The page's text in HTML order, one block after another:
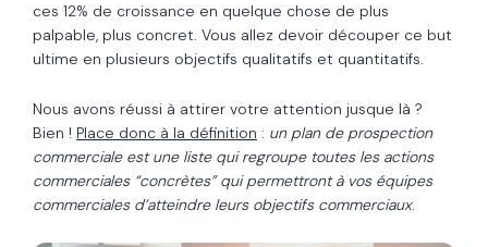
ces 12% de croissance en quelque chose de plus
palpable, plus concret. Vous allez devoir découper ce but
ultime en plusieurs objectifs qualitatifs et quantitatifs.
Nous avons réussi à attirer votre attention jusque là ?
Bien ! Place donc à la définition : un plan de prospection
commerciale est une liste qui regroupe toutes les actions
commerciales “concrètes” qui permettront à vos équipes
commerciales d’atteindre leurs objectifs commerciaux.